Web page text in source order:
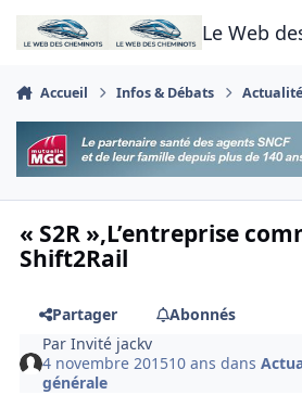
Aller au contenu
Le Web
Accueil Infos & Débats
« S2R »,L’entreprise
Shift2Rail
Partager
Abonnés
ParInvité jackv
4 novembre 201510 ans dans
générale